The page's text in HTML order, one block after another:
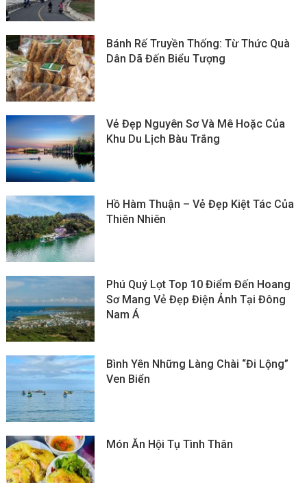
Bánh Rế Truyền Thống: Từ Thức Quà
Dân Dã Đến Biểu Tượng
Vẻ Đẹp Nguyên Sơ Và Mê Hoặc Của
Khu Du Lịch Bàu Trắng
Hồ Hàm Thuận – Vẻ Đẹp Kiệt Tác Của
Thiên Nhiên
Phú Quý Lọt Top 10 Điểm Đến Hoang
Sơ Mang Vẻ Đẹp Điện Ảnh Tại Đông
Nam Á
Bình Yên Những Làng Chài “đi Lộng”
Ven Biển
Món Ăn Hội Tụ Tình Thân